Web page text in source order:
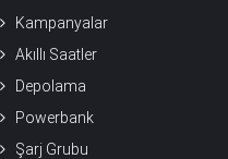
Kampanyalar
Akıllı Saatler
Depolama
Powerbank
Şarj Grubu